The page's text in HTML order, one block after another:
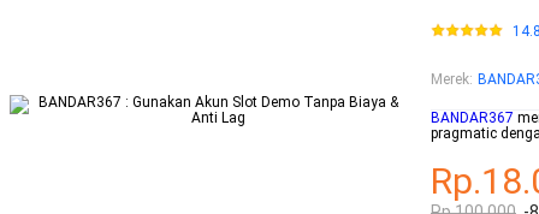
Merek:
BANDAR367
pragmatic